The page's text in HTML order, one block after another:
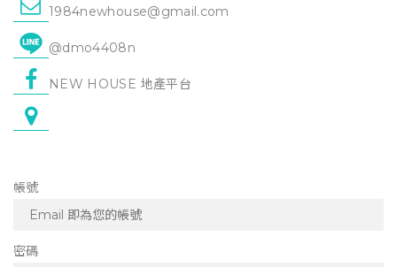
1984newhouse@gmail.com
@dmo4408n
NEW HOUSE 地產平台
帳號
密碼